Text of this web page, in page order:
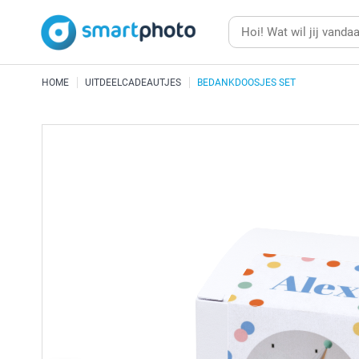
HOME UITDEELCADEAUTJES BEDANKDOOSJES SET